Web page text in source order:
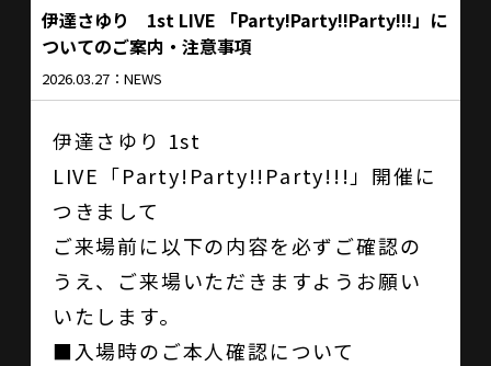
伊達さゆり 1st LIVE 「Party!Party!!Party!!!」に
ついてのご案内・注意事項
2026.03.27：NEWS
伊達さゆり 1st
LIVE「Party!Party!!Party!!!」開催に
つきまして
ご来場前に以下の内容を必ずご確認の
うえ、ご来場いただきますようお願い
いたします。
■入場時のご本人確認について